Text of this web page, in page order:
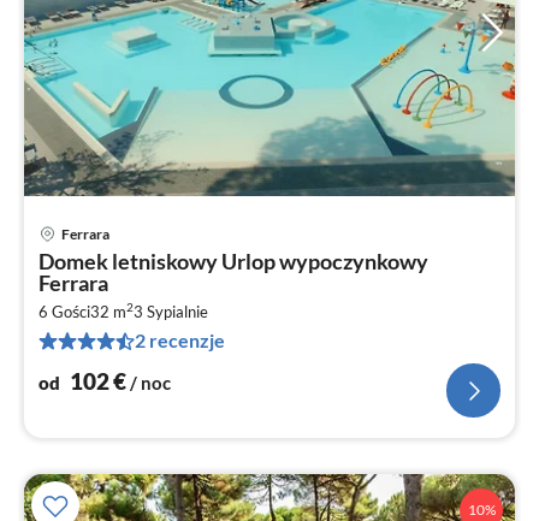
Ferrara
Domek letniskowy Urlop wypoczynkowy
Ferrara
6 Gości32 m23 Sypialnie
2 recenzje
od 102€/ noc
10%